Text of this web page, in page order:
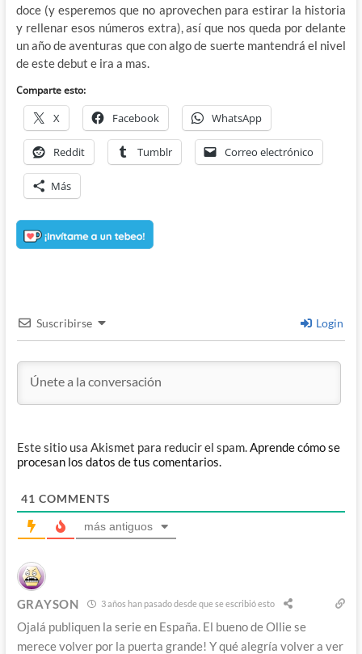
doce (y esperemos que no aprovechen para estirar la historia
y rellenar esos números extra), así que nos queda por delante
un año de aventuras que con algo de suerte mantendrá el nivel
de este debut e ira a mas.
Comparte esto:
X Facebook WhatsApp
Reddit Tumblr Correo electrónico
Más
Suscribirse Login
Este sitio usa Akismet para reducir el spam.Aprende cómo se
procesan los datos de tus comentarios.
41 COMMENTS
más antiguos
GRAYSON 3 años han pasado desde que se escribió esto
Ojalá publiquen la serie en España. El bueno de Ollie se
merece volver por la puerta grande! Y qué alegría volver a ver